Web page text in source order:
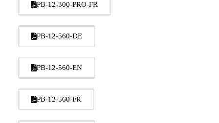
PB-12-300-PRO-FR
PB-12-560-DE
PB-12-560-EN
PB-12-560-FR